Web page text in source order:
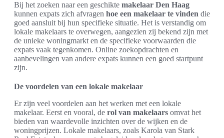
Bij het zoeken naar een geschikte makelaar Den Haag
kunnen expats zich afvragen hoe een makelaar te vinden die
goed aansluit bij hun specifieke situatie. Het is verstandig om
lokale makelaars te overwegen, aangezien zij bekend zijn met
de unieke woningmarkt en de specifieke voorwaarden die
expats vaak tegenkomen. Online zoekopdrachten en
aanbevelingen van andere expats kunnen een goed startpunt
zijn.
De voordelen van een lokale makelaar
Er zijn veel voordelen aan het werken met een lokale
makelaar. Eerst en vooral, de rol van makelaars omvat het
bieden van waardevolle inzichten over de wijken en de
woningprijzen. Lokale makelaars, zoals Karola van Stark